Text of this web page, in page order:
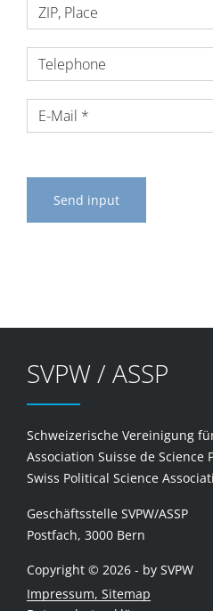
Send input
SVPW / ASSP
Schweizerische Vereinigung
Association Suisse de Science
Swiss Political Science
Geschäftsstelle SVPW/ASSP
Postfach, 3000 Bern
Copyright © 2026 - by SVPW
Impressum, Sitemap